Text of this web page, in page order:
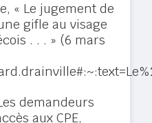
« Le jugement de
gifle au visage
. . . » (6 mars
demandeurs
aux CPE,